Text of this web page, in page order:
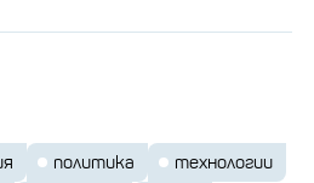
политика технологии